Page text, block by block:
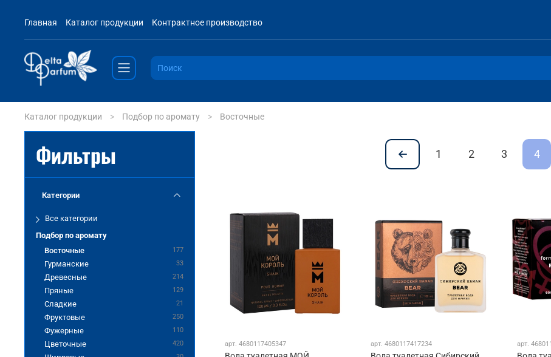
Главная Каталог продукции Контрактное производство
Каталог продукции Подбор по аромату Восточные
1 2 3 4
арт. 4680117405347 арт.4680117417234 арт.
Фильтры
Категории
Все категории
Подбор по аромату
Восточные
177
Гурманские 33
Древесные 214
Пряные 129
Сладкие 21
Фруктовые 250
Фужерные 110
Цветочные 420